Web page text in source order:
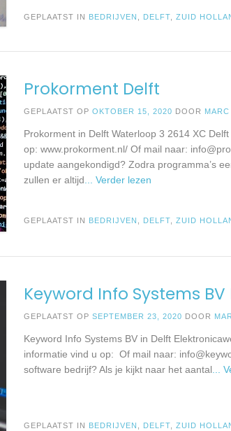
GEPLAATST IN BEDRIJVEN DELFT ,ZUID
Prokorment Delft
GEPLAATST OPOKTOBER 15, 2020 DOOR MARC
Prokorment in Delft Waterloop 3 2614 XC
op: www.prokorment.nl/ Of mail naar:
update aangekondigd? Zodra programma’s
zullen er altijd ... Verder lezen
GEPLAATST IN BEDRIJVEN DELFT ,ZUID
Keyword Info Systems BV
GEPLAATST OPSEPTEMBER 23, 2020 DOOR
Keyword Info Systems BV in Delft
informatie vind u op: Of mail naar:
software bedrijf? Als je kijkt naar het aantal...
GEPLAATST IN BEDRIJVEN DELFT ,ZUID